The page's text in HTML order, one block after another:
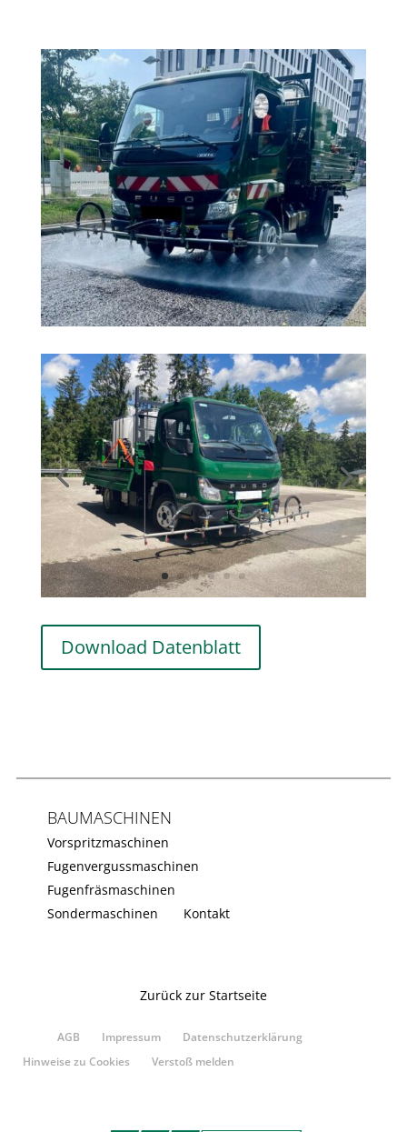
Download Datenblatt
BAUMASCHINEN
Vorspritzmaschinen
Fugenvergussmaschinen
Fugenfräsmaschinen
Sondermaschinen
Kontakt
Zurück zur Startseite
AGB Impressum
Datenschutzerklärung
Hinweise zu Cookies
Verstoß melden